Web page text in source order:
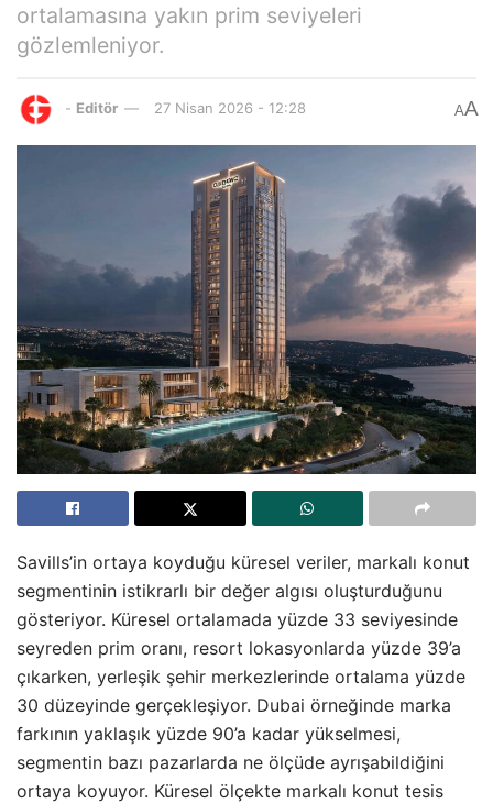
ortalamasına yakın prim seviyeleri
gözlemleniyor.
- Editör 27 Nisan 2026 - 12:28 AA
Savills’in ortaya koyduğu küresel veriler, markalı konut
segmentinin istikrarlı bir değer algısı oluşturduğunu
gösteriyor. Küresel ortalamada yüzde 33 seviyesinde
seyreden prim oranı, resort lokasyonlarda yüzde 39’a
çıkarken, yerleşik şehir merkezlerinde ortalama yüzde
30 düzeyinde gerçekleşiyor. Dubai örneğinde marka
farkının yaklaşık yüzde 90’a kadar yükselmesi,
segmentin bazı pazarlarda ne ölçüde ayrışabildiğini
ortaya koyuyor. Küresel ölçekte markalı konut tesis